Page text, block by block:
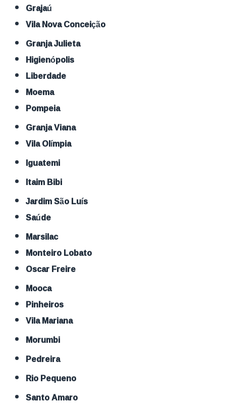
Grajaú
Vila Nova Conceição
Granja Julieta
Higienópolis
Liberdade
Moema
Pompeia
Granja Viana
Vila Olímpia
Iguatemi
Itaim Bibi
Jardim São Luís
Saúde
Marsilac
Monteiro Lobato
Oscar Freire
Mooca
Pinheiros
Vila Mariana
Morumbi
Pedreira
Rio Pequeno
Santo Amaro